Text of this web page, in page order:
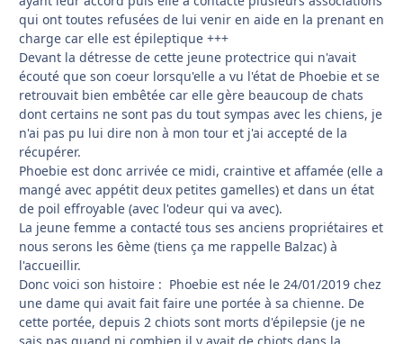
qui ont toutes refusées de lui venir en aide en la prenant en
charge car elle est épileptique +++
Devant la détresse de cette jeune protectrice qui n'avait
écouté que son coeur lorsqu'elle a vu l'état de Phoebie et se
retrouvait bien embêtée car elle gère beaucoup de chats
dont certains ne sont pas du tout sympas avec les chiens, je
n'ai pas pu lui dire non à mon tour et j'ai accepté de la
récupérer.
Phoebie est donc arrivée ce midi, craintive et affamée (elle a
mangé avec appétit deux petites gamelles) et dans un état
de poil effroyable (avec l'odeur qui va avec).
La jeune femme a contacté tous ses anciens propriétaires et
nous serons les 6ème (tiens ça me rappelle Balzac) à
l'accueillir.
Donc voici son histoire : Phoebie est née le 24/01/2019 chez
une dame qui avait fait faire une portée à sa chienne. De
cette portée, depuis 2 chiots sont morts d'épilepsie (je ne